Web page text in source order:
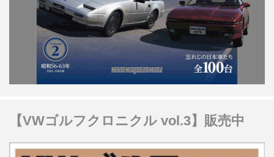
【VWゴルフクロニクル vol.3】販売中